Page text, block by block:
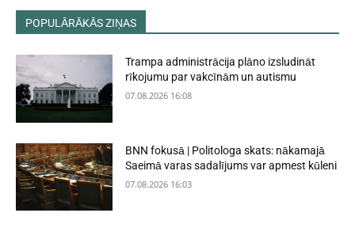
POPULĀRĀKĀS ZIŅAS
Trampa administrācija plāno izsludināt
rīkojumu par vakcīnām un autismu
07.08.2026 16:08
BNN fokusā | Politologa skats: nākamajā
Saeimā varas sadalījums var apmest kūleni
07.08.2026 16:03